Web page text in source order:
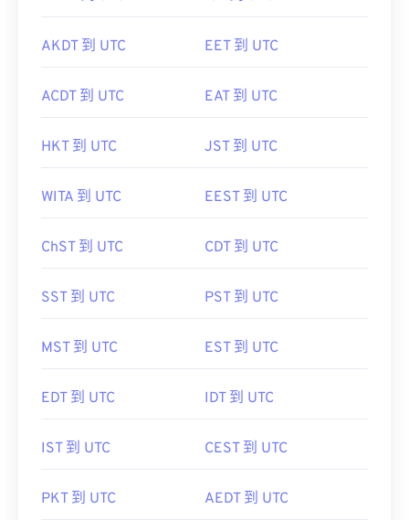
AKDT 到 UTC EET 到 UTC
ACDT 到 UTC EAT 到 UTC
HKT 到 UTC JST 到 UTC
WITA 到 UTC EEST 到 UTC
ChST 到 UTC CDT 到 UTC
SST 到 UTC PST 到 UTC
MST 到 UTC EST 到 UTC
EDT 到 UTC IDT 到 UTC
IST 到 UTC CEST 到 UTC
PKT 到 UTC AEDT 到 UTC